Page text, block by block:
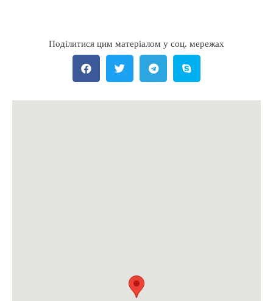
Поділитися цим матеріалом у соц. мережах